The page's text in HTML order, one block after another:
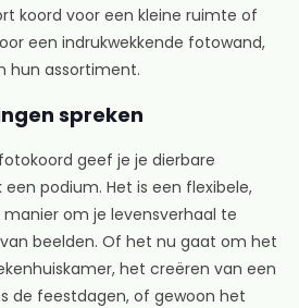
koord voor een kleine ruimte of
een indrukwekkende fotowand,
hun assortiment.
spreken
geef je je dierbare
podium. Het is een flexibele,
om je levensverhaal te
beelden. Of het nu gaat om het
het creëren van een
de feestdagen, of gewoon het